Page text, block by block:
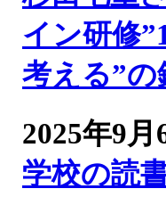
イン研修
考える”
2025年9
学校の読